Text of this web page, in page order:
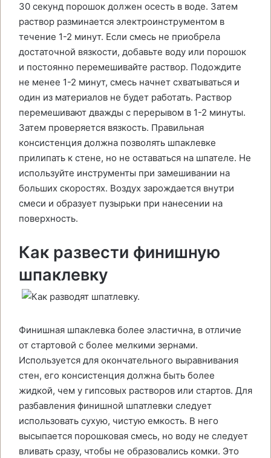
30 секунд порошок должен осесть в воде. Затем
раствор разминается электроинструментом в
течение 1-2 минут. Если смесь не приобрела
достаточной вязкости, добавьте воду или порошок
и постоянно перемешивайте раствор. Подождите
не менее 1-2 минут, смесь начнет схватываться и
один из материалов не будет работать. Раствор
перемешивают дважды с перерывом в 1-2 минуты.
Затем проверяется вязкость. Правильная
консистенция должна позволять шпаклевке
прилипать к стене, но не оставаться на шпателе. Не
используйте инструменты при замешивании на
больших скоростях. Воздух зарождается внутри
смеси и образует пузырьки при нанесении на
поверхность.
Как развести финишную
шпаклевку
Финишная шпаклевка более эластична, в отличие
от стартовой с более мелкими зернами.
Используется для окончательного выравнивания
стен, его консистенция должна быть более
жидкой, чем у гипсовых растворов или стартов. Для
разбавления финишной шпатлевки следует
использовать сухую, чистую емкость. В него
высыпается порошковая смесь, но воду не следует
вливать сразу, чтобы не образовались комки. Это